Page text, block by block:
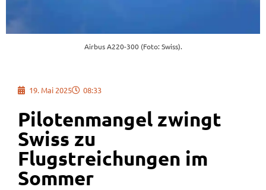
Airbus A220-300 (Foto: Swiss).
19. Mai 2025 08:33
Pilotenmangel zwingt
Swiss zu
Flugstreichungen im
Sommer